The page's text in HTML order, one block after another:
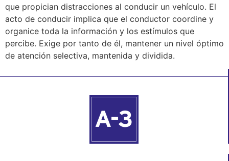
que propician distracciones al conducir un vehículo. El
acto de conducir implica que el conductor coordine y
organice toda la información y los estímulos que
percibe. Exige por tanto de él, mantener un nivel óptimo
de atención selectiva, mantenida y dividida.